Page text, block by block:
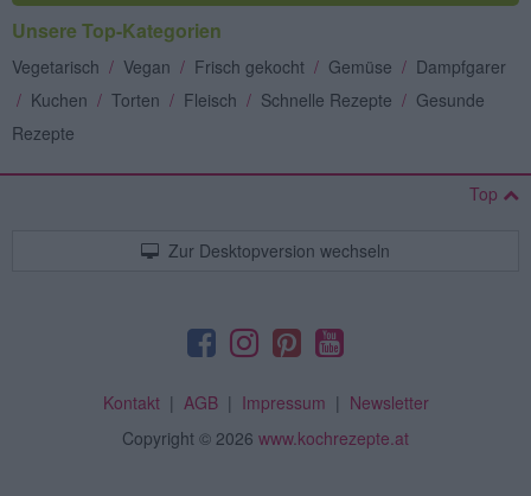
Unsere Top-Kategorien
Vegetarisch / Vegan / Frisch gekocht / Gemüse / Dampfgarer
/ Kuchen / Torten / Fleisch / Schnelle Rezepte / Gesunde
Rezepte
Top
Zur Desktopversion wechseln
Kontakt| AGB| Impressum | Newsletter
Copyright © 2026 www.kochrezepte.at